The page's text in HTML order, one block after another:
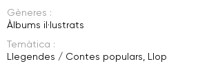
Gèneres :
Àlbums il·lustrats
Temàtica :
Llegendes / Contes populars Llop